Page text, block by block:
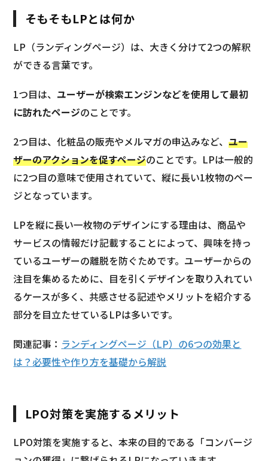
そもそもLPとは何か
LP（ランディングページ）は、大きく分けて2つの解釈
ができる言葉です。
1つ目は、 ユーザーが検索エンジンなどを使用して最初
に訪れたページのことです。
2つ目は、化粧品の販売やメルマガの申込みなど、ユー
ザーのアクションを促すページのことです。LPは一般的
に2つ目の意味で使用されていて、縦に長い1枚物のペー
ジとなっています。
LPを縦に長い一枚物のデザインにする理由は、商品や
サービスの情報だけ記載することによって、興味を持っ
ているユーザーの離脱を防ぐためです。ユーザーからの
注目を集めるために、目を引くデザインを取り入れてい
るケースが多く、共感させる記述やメリットを紹介する
部分を目立たせているLPは多いです。
関連記事： ランディングページ（LP）の6つの効果と
は？必要性や作り方を基礎から解説
LPO対策を実施するメリット
LPO対策を実施すると、本来の目的である「コンバージ